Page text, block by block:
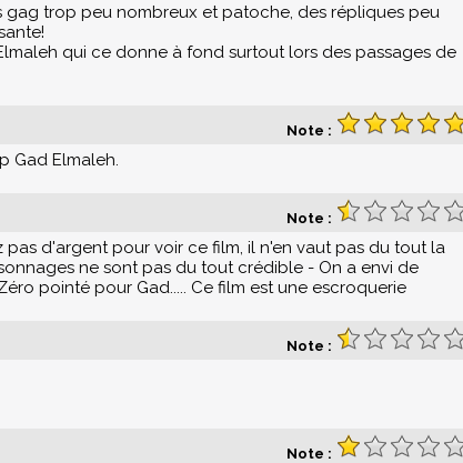
gag trop peu nombreux et patoche, des répliques peu
qui ce donne à fond surtout lors des passages de
Note :
Gad Elmaleh.
Note :
pas d'argent pour voir ce film, il n'en vaut pas du tout la
ne sont pas du tout crédible - On a envi de
pointé pour Gad..... Ce film est une escroquerie
Note :
Note :